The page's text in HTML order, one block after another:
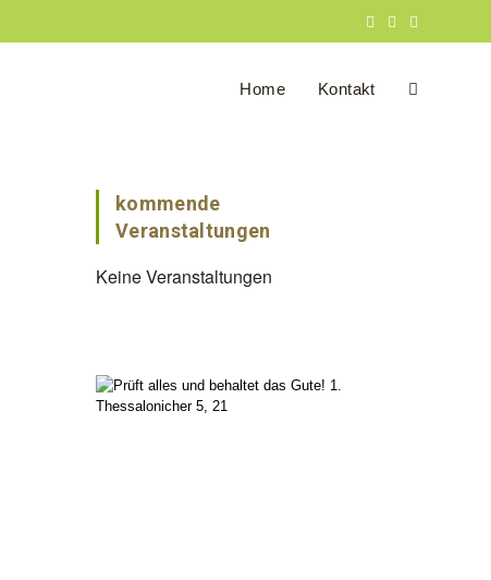
Home Kontakt Website-
kommende
Veranstaltungen
Keine Veranstaltungen